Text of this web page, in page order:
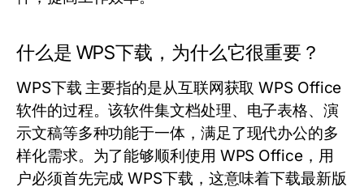
什么是 WPS下载，为什么它很重要？
WPS下载 主要指的是从互联网获取 WPS Office
软件的过程。该软件集文档处理、电子表格、演
示文稿等多种功能于一体，满足了现代办公的多
样化需求。为了能够顺利使用 WPS Office，用
户必须首先完成 WPS下载，这意味着下载最新版